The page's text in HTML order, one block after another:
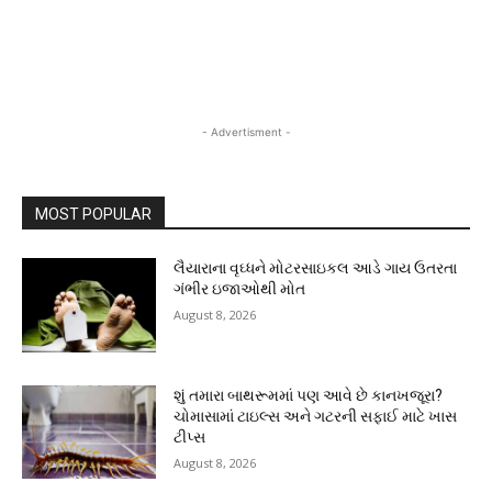
- Advertisment -
MOST POPULAR
લૈયારાના વૃઘ્ધને મોટરસાઇકલ આડે ગાય ઉતરતા
ગંભીર ઇજાઓથી મોત
August 8, 2026
શું તમારા બાથરૂમમાં પણ આવે છે કાનખજૂરા?
ચોમાસામાં ટાઇલ્સ અને ગટરની સફાઈ માટે ખાસ
ટીપ્સ
August 8, 2026